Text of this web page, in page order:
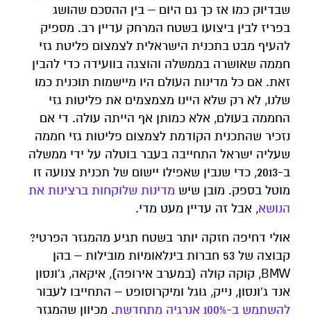
שבדיוק כמו אז כך גם היום – בין ההסכם שהושג
בפריז לבין ביצועו בשטח המרחק עדיין רב. מספיק
להעיף מבט בתכנית הישראלית לצמצום פליטת גזי
חממה שאושרה בממשלה והוצגה בוועידה כדי להבין
זאת. אם כל מדינות העולם היו מיישמות תוכנית כמו
שלנו, לא רק שלא היינו מצמצמים את פליטות גזי
החממה בעולם, אלא כמותן אף הייתה עולה. די אם
נזכיר שהתכנית הקודמת לצמצום פליטות גזי חממה
שעליה ישראל התחייבה בעבר בוטלה על ידי ממשלה
ב-2013, כדי שנבין שאפילו יישום של תכנית צנועה זו
מוטל בספק. מובן שיש מדינות שלוקחות ברצינות את
הנושא, אבל זה עדיין מעט מדי.
אולי דחיפה חזקה יותר בשטח תגיע מהמגזר הפרטי?
קבוצה של 53 חברות בינלאומיות מובילות – בהן
BMW, קוקה קולה (במערב אירופה), איקאה, ג'ונסון
אנד ג'ונסון, נייק, גוגל ומיקרוסופט – התחייבו לעבור
להשתמש ב-100% אנרגיה מתחדשת
. מכיוון שהמגזר